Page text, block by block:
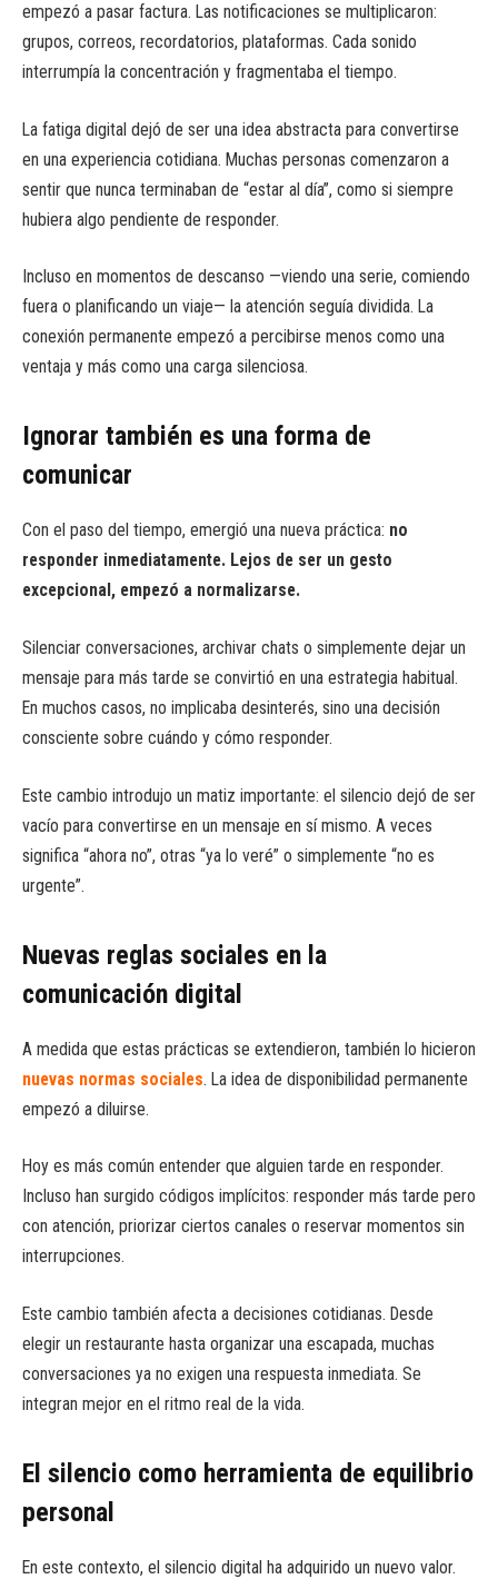
empezó a pasar factura. Las notificaciones se multiplicaron:
grupos, correos, recordatorios, plataformas. Cada sonido
interrumpía la concentración y fragmentaba el tiempo.
La fatiga digital dejó de ser una idea abstracta para convertirse
en una experiencia cotidiana. Muchas personas comenzaron a
sentir que nunca terminaban de “estar al día”, como si siempre
hubiera algo pendiente de responder.
Incluso en momentos de descanso —viendo una serie, comiendo
fuera o planificando un viaje— la atención seguía dividida. La
conexión permanente empezó a percibirse menos como una
ventaja y más como una carga silenciosa.
Ignorar también es una forma de
comunicar
Con el paso del tiempo, emergió una nueva práctica: no
responder inmediatamente. Lejos de ser un gesto
excepcional, empezó a normalizarse.
Silenciar conversaciones, archivar chats o simplemente dejar un
mensaje para más tarde se convirtió en una estrategia habitual.
En muchos casos, no implicaba desinterés, sino una decisión
consciente sobre cuándo y cómo responder.
Este cambio introdujo un matiz importante: el silencio dejó de ser
vacío para convertirse en un mensaje en sí mismo. A veces
significa “ahora no”, otras “ya lo veré” o simplemente “no es
urgente”.
Nuevas reglas sociales en la
comunicación digital
A medida que estas prácticas se extendieron, también lo hicieron
nuevas normas sociales. La idea de disponibilidad permanente
empezó a diluirse.
Hoy es más común entender que alguien tarde en responder.
Incluso han surgido códigos implícitos: responder más tarde pero
con atención, priorizar ciertos canales o reservar momentos sin
interrupciones.
Este cambio también afecta a decisiones cotidianas. Desde
elegir un restaurante hasta organizar una escapada, muchas
conversaciones ya no exigen una respuesta inmediata. Se
integran mejor en el ritmo real de la vida.
El silencio como herramienta de equilibrio
personal
En este contexto, el silencio digital ha adquirido un nuevo valor.